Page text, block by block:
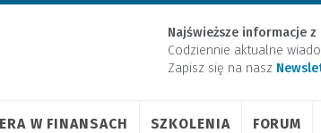
Najświeższe informacje
Codziennie aktualne
Zapisz się na nasz
W FINANSACH SZKOLENIA FORUM